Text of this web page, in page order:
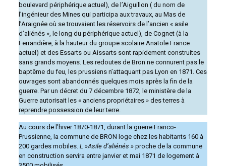
boulevard périphérique actuel), de l’Aiguillon ( du nom de
l’ingénieur des Mines qui participa aux travaux, au Mas de
l’Araignée où se trouvaient les réservoirs de l’ancien « asile
d’aliénés », le long du périphérique actuel), de Cognet (à la
Ferrandière, à la hauteur du groupe scolaire Anatole France
actuel) et des Essarts ou Aissarts sont rapidement construites
sans grands moyens. Les redoutes de Bron ne connurent pas le
baptême du feu, les prussiens n’attaquant pas Lyon en 1871. Ces
ouvrages sont abandonnés quelques mois après la fin de la
guerre. Par un décret du 7 décembre 1872, le ministère de la
Guerre autorisait les « anciens propriétaires » des terres à
reprendre possession de leur terre.
Au cours de l’hiver 1870-1871, durant la guerre Franco-
Prussienne, la commune de BRON loge chez les habitants 160 à
200 gardes mobiles. L »Asile d’aliénés »proche de la commune
en construction servira entre janvier et mai 1871 de logement à